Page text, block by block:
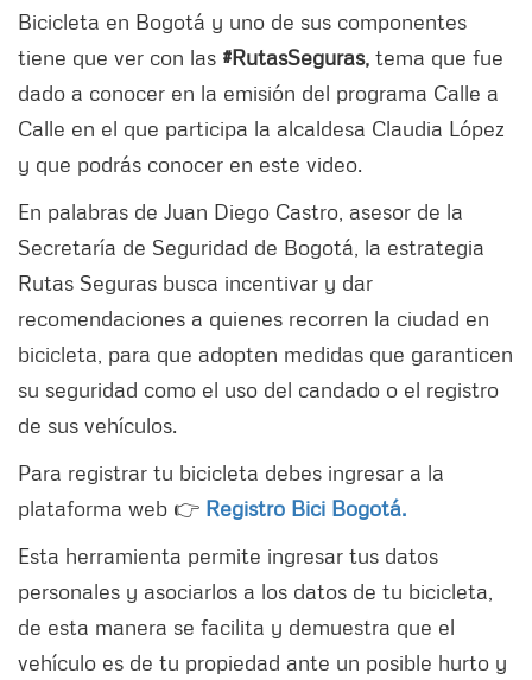
Bicicleta en Bogotá y uno de sus componentes
tiene que ver con las #RutasSeguras, tema que fue
dado a conocer en la emisión del programa Calle a
Calle en el que participa la alcaldesa Claudia López
y que podrás conocer en este video.
En palabras de Juan Diego Castro, asesor de la
Secretaría de Seguridad de Bogotá, la estrategia
Rutas Seguras busca incentivar y dar
recomendaciones a quienes recorren la ciudad en
bicicleta, para que adopten medidas que garanticen
su seguridad como el uso del candado o el registro
de sus vehículos.
Para registrar tu bicicleta debes ingresar a la
plataforma web 👉 Registro Bici Bogotá.
Esta herramienta permite ingresar tus datos
personales y asociarlos a los datos de tu bicicleta,
de esta manera se facilita y demuestra que el
vehículo es de tu propiedad ante un posible hurto y